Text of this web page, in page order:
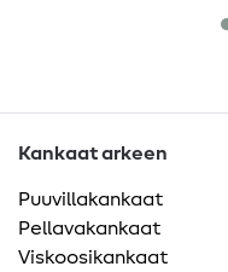
Kankaat arkeen
Puuvillakankaat
Pellavakankaat
Viskoosikankaat